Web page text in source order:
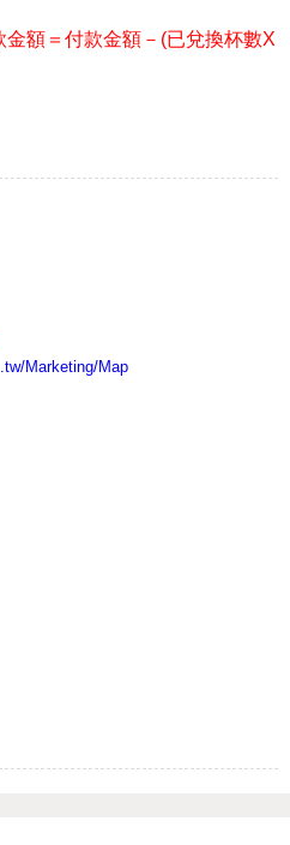
額＝付款金額－(已兌換杯數X
Marketing/Map